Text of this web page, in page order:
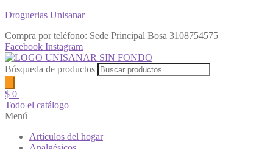
Droguerias Unisanar
Compra por teléfono: Sede Principal Bosa 3108754575
Facebook Instagram
Búsqueda de productos
$ 0
Todo el catálogo
Menú
Artículos del hogar